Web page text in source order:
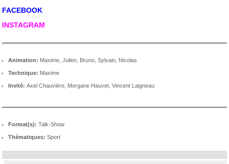
FACEBOOK
INSTAGRAM
Animation: Maxime, Julien, Bruno, Sylvain, Nicolas
Technique: Maxime
Invité: Axel Chauvière, Morgane Hauvet, Vincent Laigneau
Format(s): Talk-Show
Thématiques: Sport